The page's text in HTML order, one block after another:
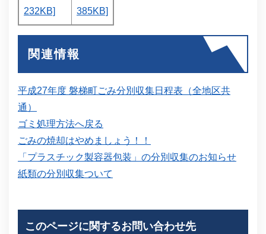
232KB]
385KB]
関連情報
平成27年度 磐梯町ごみ分別収集日程表（全地区共
通）
ゴミ処理方法へ戻る
ごみの焼却はやめましょう！！
「プラスチック製容器包装」の分別収集のお知らせ
紙類の分別収集ついて
このページに関するお問い合わせ先